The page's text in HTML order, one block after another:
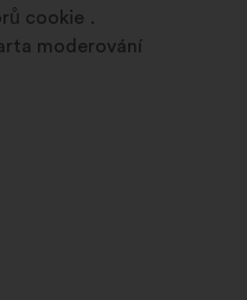
cookie
moderování